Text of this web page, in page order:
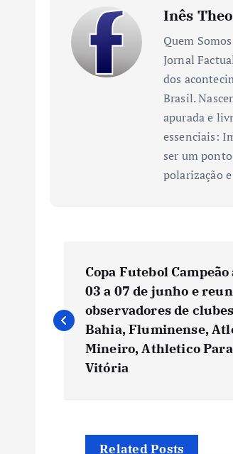
Inês
Quem
Jornal
dos
Brasil.
apurada e
essenciais:
ser um
polarização
a
v
Copa Futebol
03 a 07 de junho e
observadores de
Bahia, Fluminense,
Mineiro, Athletico
Vitória
Related Posts